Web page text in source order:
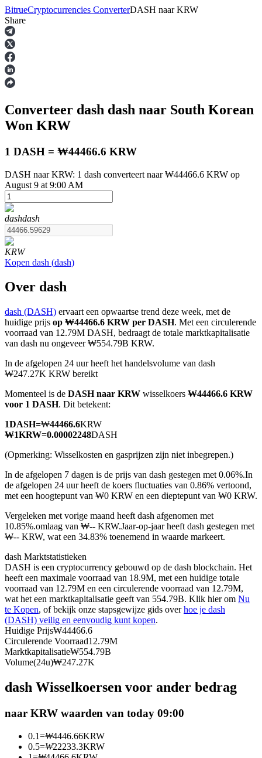
Termijncontracten
USDT-futures
COIN-M-futures
Cryptocurrency-futures
TradFi
Derivaten voor aandelen, forex, edelmetalen en grondstoffen
USDC-futures
Futures met USDC als onderpand
Kopiëren Handel
BitrueCryptocurrencies ConverterDASH naar KRW
Share
Converteer dash dash naar South Korean
Won KRW
1 DASH = ₩44466.6 KRW
DASH naar KRW: 1 dash converteert naar ₩44466.6 KRW op
August 9 at 9:00 AM
dashdash
KRW
Kopen dash (dash)
Over dash
dash (DASH) ervaart een opwaartse trend deze week, met de
huidige prijs op ₩44466.6 KRW per DASH. Met een circulerende
voorraad van 12.79M DASH, bedraagt de totale marktkapitalisatie
van dash nu ongeveer ₩554.79B KRW.
In de afgelopen 24 uur heeft het handelsvolume van dash
₩247.27K KRW bereikt
Momenteel is de DASH naar KRW wisselkoers ₩44466.6 KRW
voor 1 DASH. Dit betekent:
1DASH=₩44466.6KRW
₩1KRW=0.00002248DASH
(Opmerking: Wisselkosten en gasprijzen zijn niet inbegrepen.)
In de afgelopen 7 dagen is de prijs van dash gestegen met 0.06%.In
de afgelopen 24 uur heeft de koers fluctuaties van 0.86% vertoond,
met een hoogtepunt van ₩0 KRW en een dieptepunt van ₩0 KRW.
Vergeleken met vorige maand heeft dash afgenomen met
10.85%.omlaag van ₩-- KRW.Jaar-op-jaar heeft dash gestegen met
₩-- KRW, wat een 34.83% toenemend in waarde markeert.
dash Marktstatistieken
DASH is een cryptocurrency gebouwd op de dash blockchain. Het
heeft een maximale voorraad van 18.9M, met een huidige totale
voorraad van 12.79M en een circulerende voorraad van 12.79M,
wat het een marktkapitalisatie geeft van 554.79B. Klik hier om Nu
te Kopen, of bekijk onze stapsgewijze gids overhoe je dash
(DASH) veilig en eenvoudig kunt kopen.
Huidige Prijs₩44466.6
Circulerende Voorraad12.79M
Marktkapitalisatie₩554.79B
Volume(24u)₩247.27K
dash Wisselkoersen voor ander bedrag
naar KRW waarden van today 09:00
0.1=₩4446.66KRW
0.5=₩22233.3KRW